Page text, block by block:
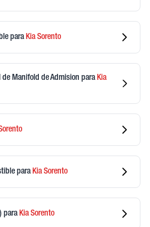
para KiaSorento
de Manifold de Admision paraKia
para KiaSorento
para KiaSorento